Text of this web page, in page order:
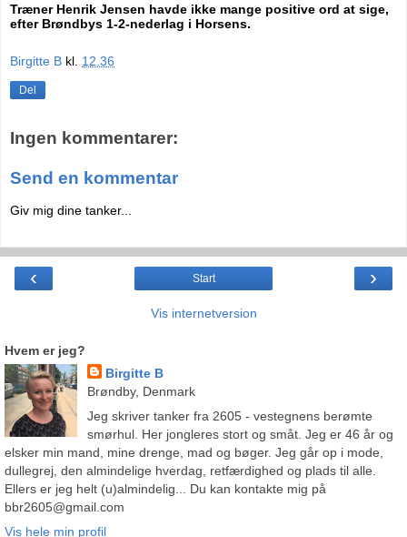
Træner Henrik Jensen havde ikke mange positive ord at sige,
efter Brøndbys 1-2-nederlag i Horsens.
Birgitte B kl. 12.36
Del
Ingen kommentarer:
Send en kommentar
Giv mig dine tanker...
‹ ›
Start
Vis internetversion
Hvem er jeg?
Birgitte B
Brøndby, Denmark
Jeg skriver tanker fra 2605 - vestegnens berømte
smørhul. Her jongleres stort og småt. Jeg er 46 år og
elsker min mand, mine drenge, mad og bøger. Jeg går op i mode,
dullegrej, den almindelige hverdag, retfærdighed og plads til alle.
Ellers er jeg helt (u)almindelig... Du kan kontakte mig på
bbr2605@gmail.com
Vis hele min profil